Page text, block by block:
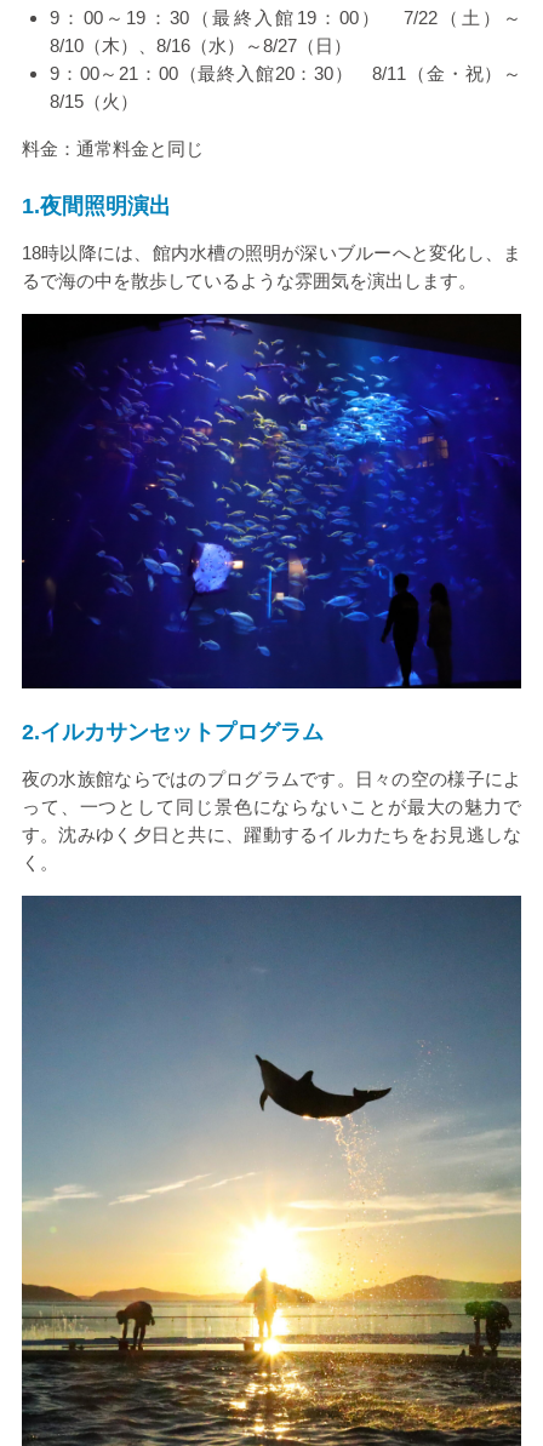
9： 00～ 19 ： 30（最終入館 19：00 ） 7/22（土）～
8/10 （木）、8/16 （水）～8/27 （日）
9： 00～ 21 ： 00（最終入館20：30）8/11
（金・祝）～
8/15 （火）
料金：通常料金と同じ
1.夜間照明演出
18時以降には、館内水槽の照明が深いブルーへと変化し、ま
るで海の中を散歩しているような雰囲気を演出します。
2.イルカサンセットプログラム
夜の水族館ならではのプログラムです。日々の空の様子によ
って、一つとして同じ景色にならないことが最大の魅力で
す。沈みゆく夕日と共に、躍動するイルカたちをお見逃しな
く。